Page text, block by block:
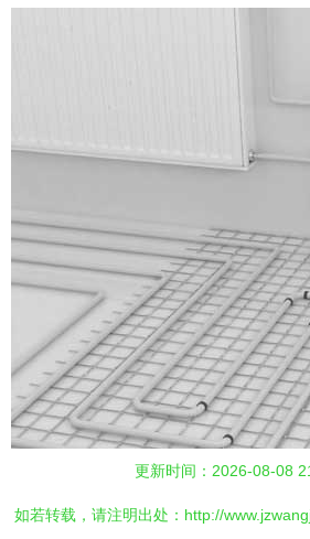
更新时间：2026-08-08
如若转载，请注明出处：http://